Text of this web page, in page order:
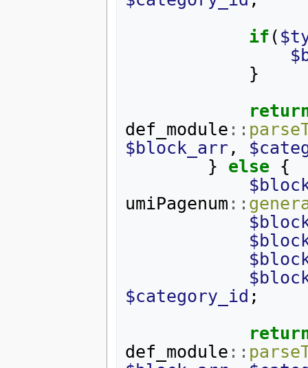
if (
}
def_module ::
$block_arr ,
}
else
{
umiPagenum ::
$category_id ;
def_module ::